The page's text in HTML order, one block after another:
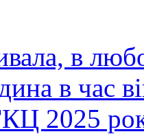
в
в час
2025